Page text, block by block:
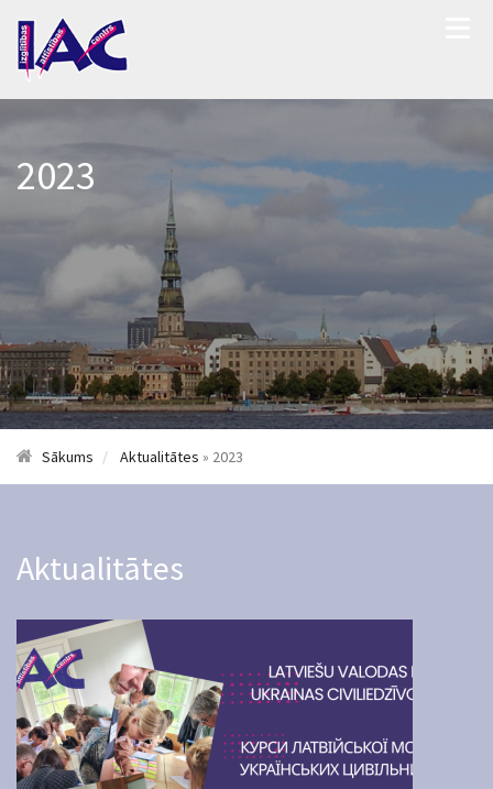
2023
Sākums Aktualitātes » 2023
Aktualitātes